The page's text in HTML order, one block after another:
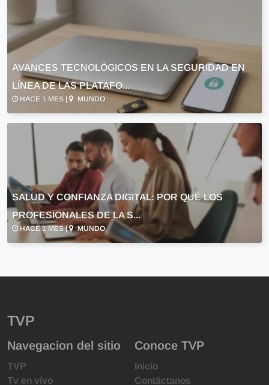
AVANCES TECNOLÓGICOS EN LA SEGURIDAD EN
LÍNEA DE LAS PLATAFO...
HACE 1 MES | MUNDO
SALUD Y CONFIANZA DIGITAL: POR QUÉ LOS
PROFESIONALES DE LA S...
HACE 1 MES | MUNDO
TVP
Navegacion del sitio
TVP
Tv en vivo
Conoce TVP
Inicio
Contáctanos